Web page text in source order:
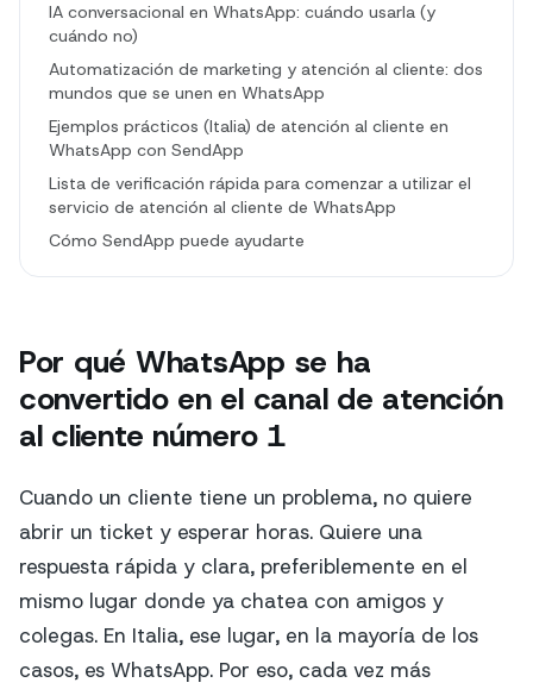
IA conversacional en WhatsApp: cuándo usarla (y
cuándo no)
Automatización de marketing y atención al cliente: dos
mundos que se unen en WhatsApp
Ejemplos prácticos (Italia) de atención al cliente en
WhatsApp con SendApp
Lista de verificación rápida para comenzar a utilizar el
servicio de atención al cliente de WhatsApp
Cómo SendApp puede ayudarte
Por qué WhatsApp se ha
convertido en el canal de atención
al cliente número 1
Cuando un cliente tiene un problema, no quiere
abrir un ticket y esperar horas. Quiere una
respuesta rápida y clara, preferiblemente en el
mismo lugar donde ya chatea con amigos y
colegas. En Italia, ese lugar, en la mayoría de los
casos, es WhatsApp. Por eso, cada vez más